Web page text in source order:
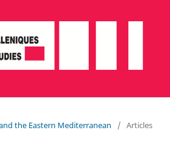
the Eastern Mediterranean / Articles